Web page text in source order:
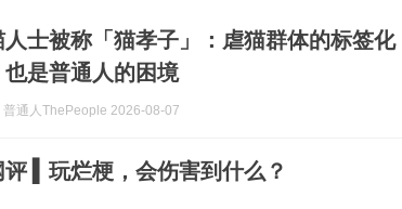
人士被称「猫孝子」：虐猫群体的标签化
也是普通人的困境
普通人ThePeople 2026-08-07
▍玩烂梗，会伤害到什么？